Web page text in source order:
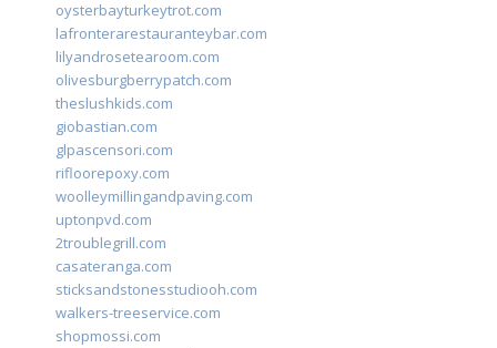
oysterbayturkeytrot.com
lafronterarestauranteybar.com
lilyandrosetearoom.com
olivesburgberrypatch.com
theslushkids.com
giobastian.com
glpascensori.com
rifloorepoxy.com
woolleymillingandpaving.com
uptonpvd.com
2troublegrill.com
casateranga.com
sticksandstonesstudiooh.com
walkers-treeservice.com
shopmossi.com